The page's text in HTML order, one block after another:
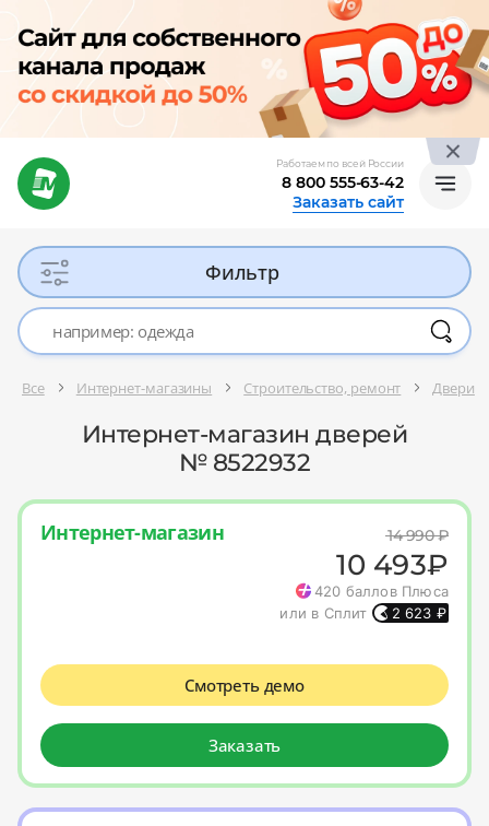
Работаем по всей России
8 800 555-63-42
Заказать сайт
Фильтр
Все Интернет-магазины Строительство, ремонт Двери
Интернет-магазин дверей
№ 8522932
Интернет-магазин 14 990₽
10 493₽
420 баллов Плюса
или в Сплит
2 623 ₽
Смотреть демо
Заказать